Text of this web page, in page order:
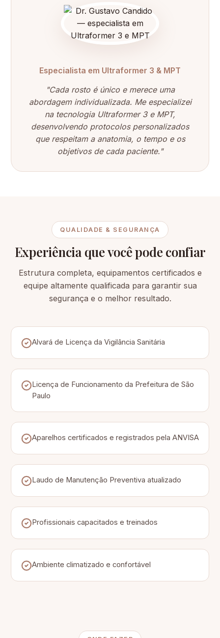
Especialista em Ultraformer 3 & MPT
"Cada rosto é único e merece uma
abordagem individualizada. Me especializei
na tecnologia Ultraformer 3 e MPT,
desenvolvendo protocolos personalizados
que respeitam a anatomia, o tempo e os
objetivos de cada paciente."
QUALIDADE & SEGURANÇA
Experiência que você pode confiar
Estrutura completa, equipamentos certificados e
equipe altamente qualificada para garantir sua
segurança e o melhor resultado.
Alvará de Licença da Vigilância Sanitária
Licença de Funcionamento da Prefeitura de São
Paulo
Aparelhos certificados e registrados pela ANVISA
Laudo de Manutenção Preventiva atualizado
Profissionais capacitados e treinados
Ambiente climatizado e confortável